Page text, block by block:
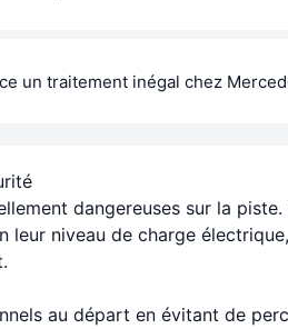
un traitement inégal chez
dangereuses sur la
leur niveau de charge
au départ en évitant de